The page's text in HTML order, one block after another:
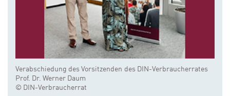
Verabschiedung des Vorsitzenden des DIN-Verbraucherrates
Prof. Dr. Werner Daum
© DIN-Verbraucherrat